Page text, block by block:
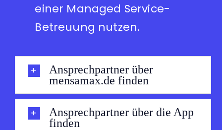
einer Managed Service-
Betreuung nutzen.
Ansprechpartner über
mensamax.de finden
Ansprechpartner über die App
finden